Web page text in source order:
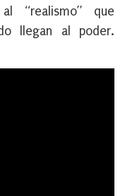
“realismo” que
llegan al poder.